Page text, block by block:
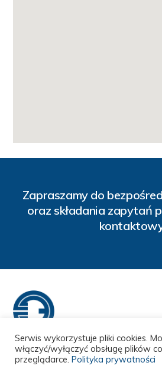
Zapraszamy do
oraz składania zapytań
Strona główna O nas Nasza
Serwis wykorzystuje pliki cookies.
włączyć/wyłączyć obsługę plików
przeglądarce. Polityka prywatności